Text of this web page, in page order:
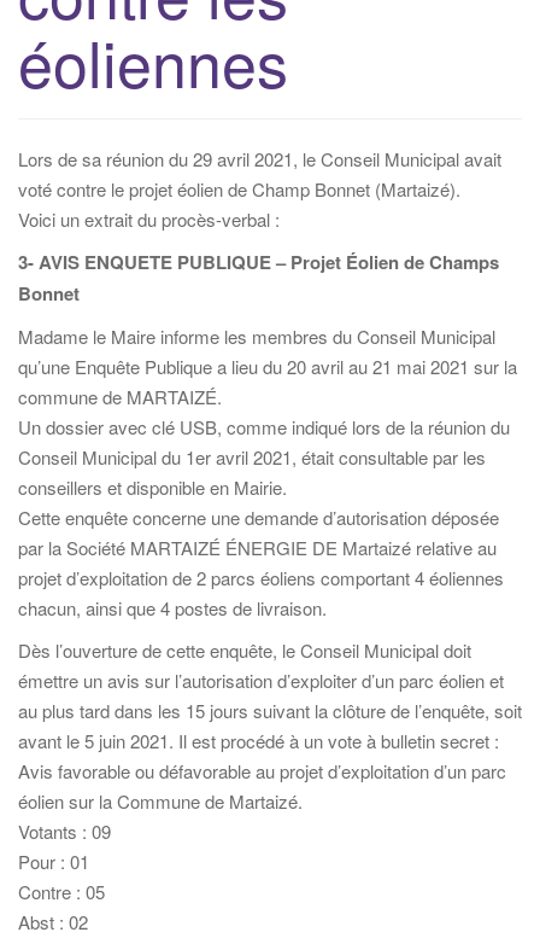
o
éoliennes
Lors de sa réunion du 29 avril 2021, le Conseil Municipal avait
voté contre le projet éolien de Champ Bonnet (Martaizé).
Voici un extrait du procès-verbal :
3- AVIS ENQUETE PUBLIQUE – Projet Éolien de Champs
Bonnet
Madame le Maire informe les membres du Conseil Municipal
qu’une Enquête Publique a lieu du 20 avril au 21 mai 2021 sur la
commune de MARTAIZÉ.
Un dossier avec clé USB, comme indiqué lors de la réunion du
Conseil Municipal du 1er avril 2021, était consultable par les
conseillers et disponible en Mairie.
Cette enquête concerne une demande d’autorisation déposée
par la Société MARTAIZÉ ÉNERGIE DE Martaizé relative au
projet d’exploitation de 2 parcs éoliens comportant 4 éoliennes
chacun, ainsi que 4 postes de livraison.
Dès l’ouverture de cette enquête, le Conseil Municipal doit
émettre un avis sur l’autorisation d’exploiter d’un parc éolien et
au plus tard dans les 15 jours suivant la clôture de l’enquête, soit
avant le 5 juin 2021. Il est procédé à un vote à bulletin secret :
Avis favorable ou défavorable au projet d’exploitation d’un parc
éolien sur la Commune de Martaizé.
Votants : 09
Pour : 01
Contre : 05
Abst : 02